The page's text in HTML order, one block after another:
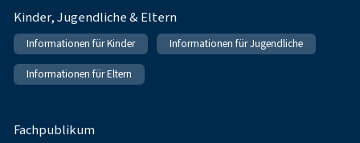
Kinder, Jugendliche & Eltern
Informationen für Kinder Informationen für Jugendliche
Informationen für Eltern
Fachpublikum